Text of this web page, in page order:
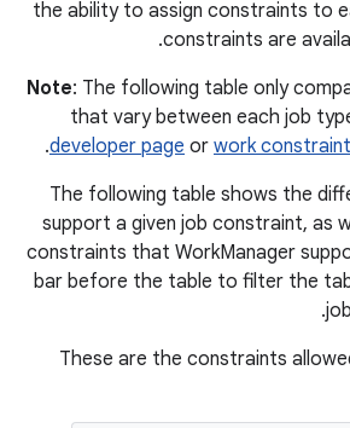
the ability to assign constraints to
constraints are
Note: The following table only
that vary between each job
developer page or work
The following table shows the
support a given job constraint, as
constraints that WorkManager
bar before the table to filter the
These are the constraints